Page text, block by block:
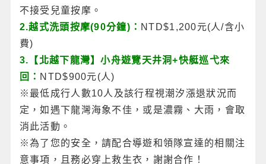
不接受兒童按摩。
2.越式洗頭按摩(90分鐘)： NTD$1,200元(人/含小
費)
3.【北越下龍灣】小舟遊覽天井洞+快艇巡弋來
回： NTD$900元(人)
※最低成行人數10人及該行程視潮汐漲退狀況而
定，如遇下龍灣海象不佳，或是濃霧、大雨，會取
消此活動。
※為了您的安全，請配合導遊和領隊宣達的相關注
意事項，且務必穿上救生衣，謝謝合作！